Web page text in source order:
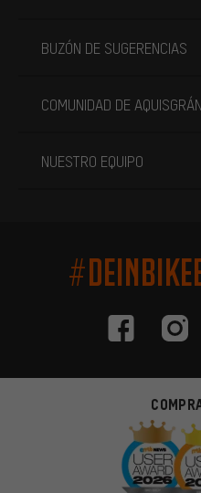
BUZÓN DE SUGERENCIAS
COMUNIDAD DE AQUISGRÁN
NUESTRO EQUIPO